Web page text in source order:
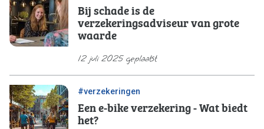
Bij schade is de
verzekeringsadviseur van grote
waarde
12 juli 2025 geplaatst
#verzekeringen
Een e-bike verzekering - Wat biedt
het?